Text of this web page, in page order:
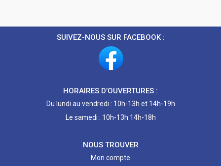
SUIVEZ-NOUS SUR FACEBOOK :
HORAIRES D’OUVERTURES :
Du lundi au vendredi : 10h-13h et 14h-19h
Le samedi : 10h-13h 14h-18h
NOUS TROUVER
Mon compte